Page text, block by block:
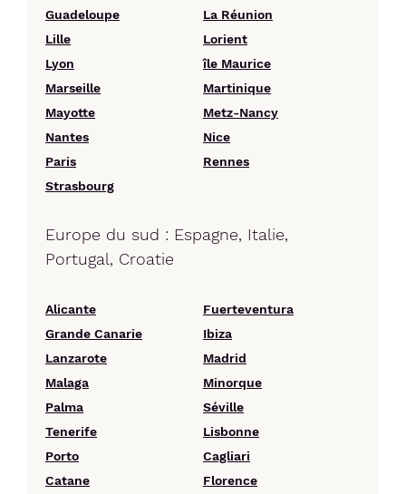
Guadeloupe
La Réunion
Lille
Lorient
Lyon
île Maurice
Marseille
Martinique
Mayotte
Metz-Nancy
Nantes
Nice
Paris
Rennes
Strasbourg
Europe du sud : Espagne, Italie,
Portugal, Croatie
Alicante
Fuerteventura
Grande Canarie
Ibiza
Lanzarote
Madrid
Malaga
Minorque
Palma
Séville
Tenerife
Lisbonne
Porto
Cagliari
Catane
Florence